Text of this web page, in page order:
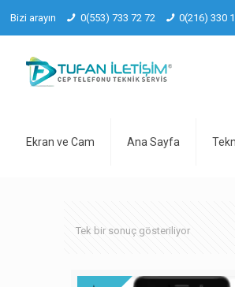
Bizi arayın 0(553) 733 72 72 0(216) 330
Ekran ve Cam Ana Sayfa
Tek bir sonuç gösteriliyor